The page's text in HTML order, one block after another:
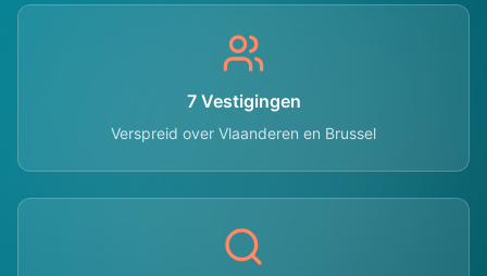
7 Vestigingen
Verspreid over Vlaanderen en Brussel